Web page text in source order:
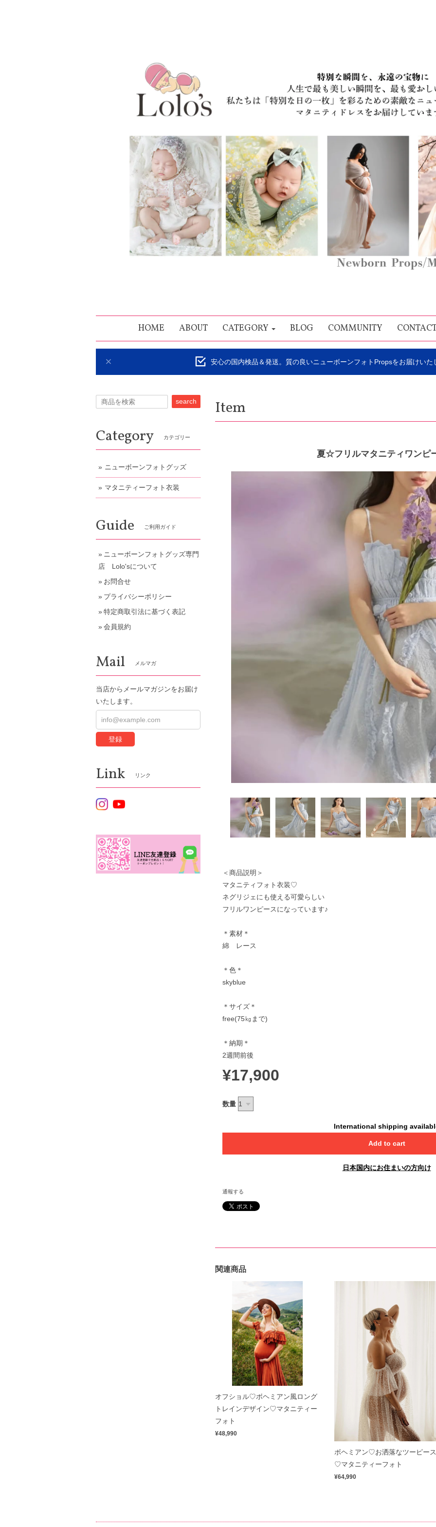
HOME ABOUT CATEGORY BLOG COMMUNITY
安心の国内検品＆発送。質の良いニューボーンフォトPropsをお届けいた
Item
夏☆フリルマタニティワンピ
＜商品説明＞
マタニティフォト衣装♡
ネグリジェにも使える可愛らしい
フリルワンピースになっています♪
＊素材＊
綿 レース
＊色＊
skyblue
＊サイズ＊
free(75㎏まで)
＊納期＊
2週間前後
¥17,900
数量
International shipping
Add to cart
日本国内にお住まいの方向け
通報する
関連商品
オフショル♡ボヘミアン風ロング
トレインデザイン♡マタニティー
フォト
¥48,990
ボヘミアン♡お洒落なツーピース
♡マタニティーフォト
¥64,990
search
Category カテゴリー
ニューボーンフォトグッズ
マタニティーフォト衣装
Guide ご利用ガイド
ニューボーンフォトグッズ専門
店 Lolo'sについて
お問合せ
プライバシーポリシー
特定商取引法に基づく表記
会員規約
Mail メルマガ
当店からメールマガジンをお届け
いたします。
登録
Link リンク